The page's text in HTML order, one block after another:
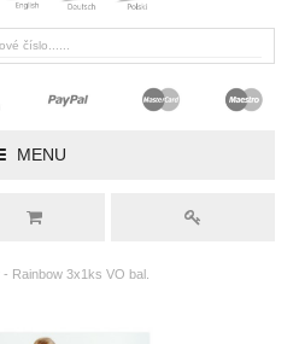
MENU
Rainbow 3x1ks VO bal.